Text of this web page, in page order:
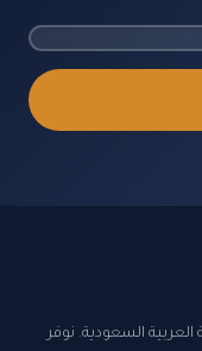
السعودية. نوفر